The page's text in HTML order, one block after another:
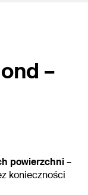
–
powierzchni–
konieczności